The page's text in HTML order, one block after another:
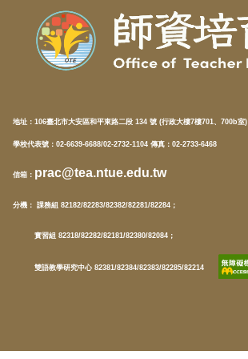
地址： 106臺北市大安區和平東路二段 134 號 (行政大樓7樓701、700b室)
學校代表號：02-6639-6688/02-2732-1104 傳真：02-2733-6468
信箱 ： prac@tea.ntue.edu.tw
分機 ： 課務組 82182/82283/82382/82281/82284；
實習組 82318/82282/82181/82380/82084；
雙語教學研究中心 82381/82384/82383/82285/82214